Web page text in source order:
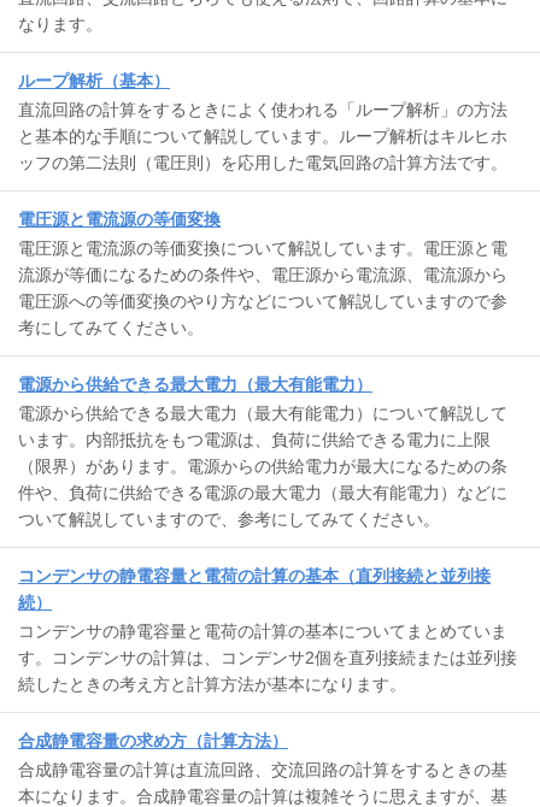
なります。
ループ解析（基本）
直流回路の計算をするときによく使われる「ループ解析」の方法
と基本的な手順について解説しています。ループ解析はキルヒホ
ッフの第二法則（電圧則）を応用した電気回路の計算方法です。
電圧源と電流源の等価変換
電圧源と電流源の等価変換について解説しています。電圧源と電
流源が等価になるための条件や、電圧源から電流源、電流源から
電圧源への等価変換のやり方などについて解説していますので参
考にしてみてください。
電源から供給できる最大電力（最大有能電力）
電源から供給できる最大電力（最大有能電力）について解説して
います。内部抵抗をもつ電源は、負荷に供給できる電力に上限
（限界）があります。電源からの供給電力が最大になるための条
件や、負荷に供給できる電源の最大電力（最大有能電力）などに
ついて解説していますので、参考にしてみてください。
コンデンサの静電容量と電荷の計算の基本（直列接続と並列接
続）
コンデンサの静電容量と電荷の計算の基本についてまとめていま
す。コンデンサの計算は、コンデンサ2個を直列接続または並列接
続したときの考え方と計算方法が基本になります。
合成静電容量の求め方（計算方法）
合成静電容量の計算は直流回路、交流回路の計算をするときの基
本になります。合成静電容量の計算は複雑そうに思えますが、基